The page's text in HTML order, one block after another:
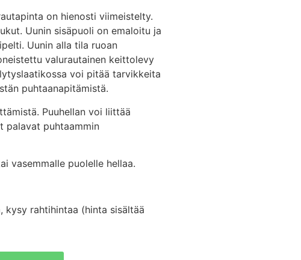
on hienosti viimeistelty.
Uunin sisäpuoli on emaloitu ja
Uunin alla tila ruoan
valurautainen keittolevy
voi pitää tarvikkeita
puhtaanapitämistä.
Puuhellan voi liittää
palavat puhtaammin
vasemmalle puolelle hellaa.
kysy rahtihintaa (hinta sisältää